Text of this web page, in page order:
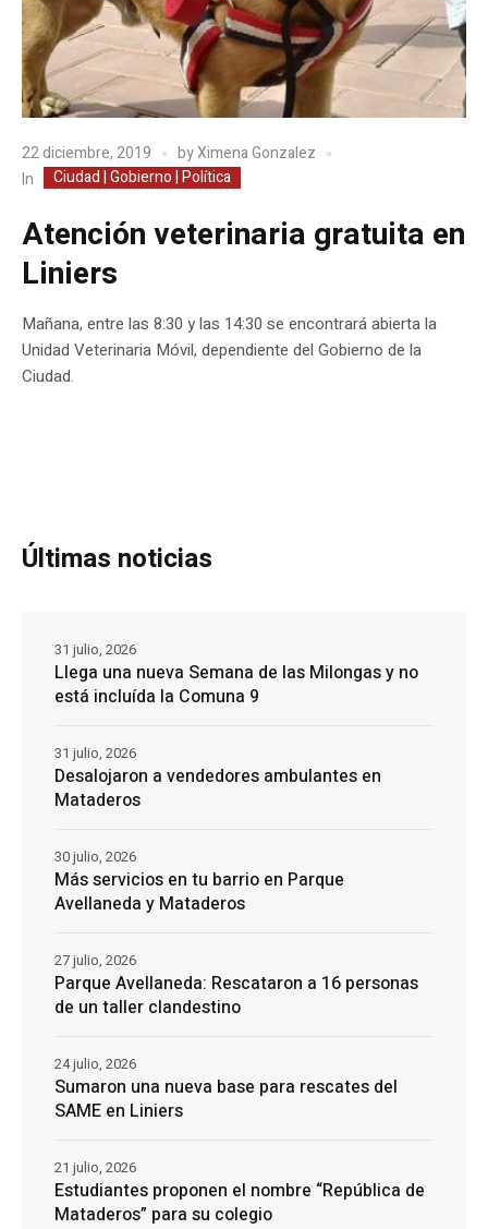
22 diciembre, 2019 byXimena Gonzalez
In
Ciudad | Gobierno | Política
Atención veterinaria gratuita en
Liniers
Mañana, entre las 8:30 y las 14:30 se encontrará abierta la
Unidad Veterinaria Móvil, dependiente del Gobierno de la
Ciudad.
Últimas noticias
Llega una nueva Semana de las Milongas y no
está incluída la Comuna 9
31 julio, 2026
Desalojaron a vendedores ambulantes en
Mataderos
31 julio, 2026
Más servicios en tu barrio en Parque
Avellaneda y Mataderos
30 julio, 2026
Parque Avellaneda: Rescataron a 16 personas
de un taller clandestino
27 julio, 2026
Sumaron una nueva base para rescates del
SAME en Liniers
24 julio, 2026
Estudiantes proponen el nombre “República de
Mataderos” para su colegio
21 julio, 2026